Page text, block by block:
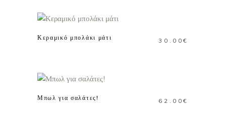
Κεραμικό μπολάκι μάτι 30.00€
Μπωλ για σαλάτες! 62.00€